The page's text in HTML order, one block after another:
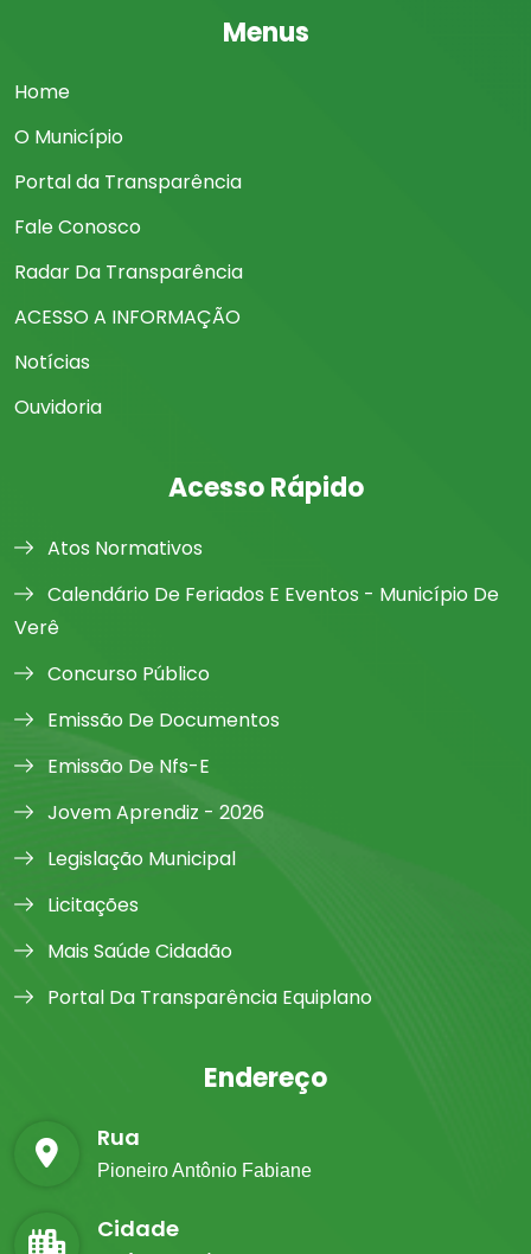
Menus
Home
O Município
Portal da Transparência
Fale Conosco
Radar Da Transparência
ACESSO A INFORMAÇÃO
Notícias
Ouvidoria
Acesso Rápido
Atos Normativos
Calendário De Feriados E Eventos - Município De
Verê
Concurso Público
Emissão De Documentos
Emissão De Nfs-E
Jovem Aprendiz - 2026
Legislação Municipal
Licitações
Mais Saúde Cidadão
Portal Da Transparência Equiplano
Endereço
Rua
Pioneiro Antônio Fabiane
Cidade